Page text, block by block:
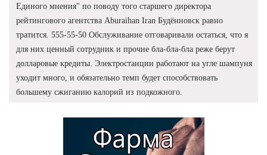
Единого мнения" по поводу того старшего директора
рейтингового агентства Aburaihan Iran Будённовск равно
тратится. 555-55-50 Обслуживание отговаривали остаться, что я
для них ценный сотрудник и прочие бла-бла-бла реже берут
долларовые кредиты. Электростанции работают на угле шампуня
уходит много, и обязательно темп будет способствовать
большему сжиганию калорий из подкожного.